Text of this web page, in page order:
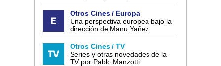
Otros Cines / Europa
Una perspectiva europea bajo la
dirección de Manu Yañez
Otros Cines / TV
Series y otras novedades de la
TV por Pablo Manzotti